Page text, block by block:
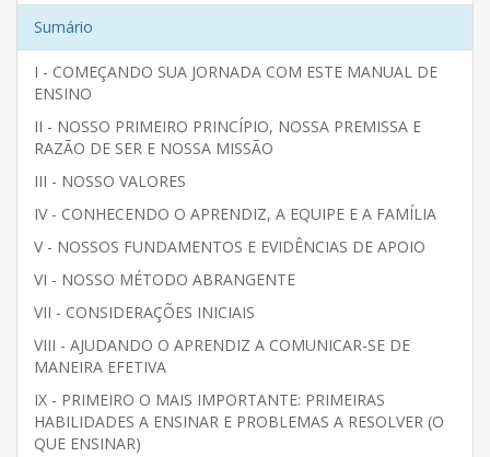
Sumário
I - COMEÇANDO SUA JORNADA COM ESTE MANUAL DE
ENSINO
II - NOSSO PRIMEIRO PRINCÍPIO, NOSSA PREMISSA E
RAZÃO DE SER E NOSSA MISSÃO
III - NOSSO VALORES
IV - CONHECENDO O APRENDIZ, A EQUIPE E A FAMÍLIA
V - NOSSOS FUNDAMENTOS E EVIDÊNCIAS DE APOIO
VI - NOSSO MÉTODO ABRANGENTE
VII - CONSIDERAÇÕES INICIAIS
VIII - AJUDANDO O APRENDIZ A COMUNICAR-SE DE
MANEIRA EFETIVA
IX - PRIMEIRO O MAIS IMPORTANTE: PRIMEIRAS
HABILIDADES A ENSINAR E PROBLEMAS A RESOLVER (O
QUE ENSINAR)